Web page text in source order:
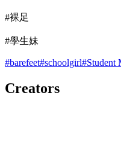
#裸足
#學生妹
#barefeet#schoolgirl#Student
Creators